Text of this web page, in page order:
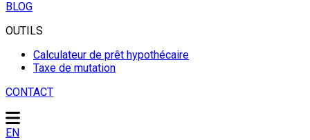
BLOG
OUTILS
Calculateur de prêt hypothécaire
Taxe de mutation
CONTACT
EN